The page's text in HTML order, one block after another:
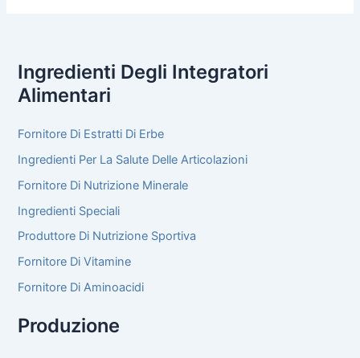
Ingredienti Degli Integratori
Alimentari
Fornitore Di Estratti Di Erbe
Ingredienti Per La Salute Delle Articolazioni
Fornitore Di Nutrizione Minerale
Ingredienti Speciali
Produttore Di Nutrizione Sportiva
Fornitore Di Vitamine
Fornitore Di Aminoacidi
Produzione